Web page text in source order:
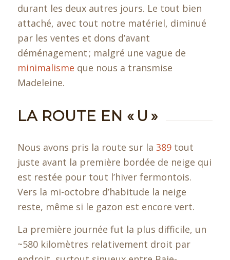
durant les deux autres jours. Le tout bien
attaché, avec tout notre matériel, diminué
par les ventes et dons d’avant
déménagement ; malgré une vague de
minimalisme que nous a transmise
Madeleine.
LA ROUTE EN « U »
Nous avons pris la route sur la 389tout
juste avant la première bordée de neige qui
est restée pour tout l’hiver fermontois.
Vers la mi-octobre d’habitude la neige
reste, même si le gazon est encore vert.
La première journée fut la plus difficile, un
~580 kilomètres relativement droit par